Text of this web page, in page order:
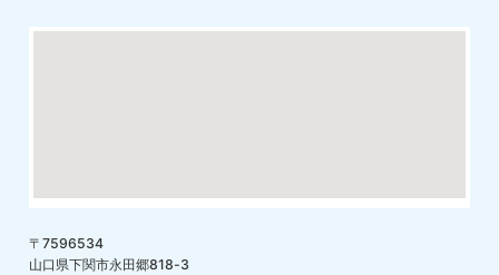
〒7596534
山口県下関市永田郷818-3